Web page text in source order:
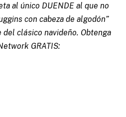
al único DUENDE al que no
con cabeza de algodón”
clásico navideño. Obtenga
GRATIS: